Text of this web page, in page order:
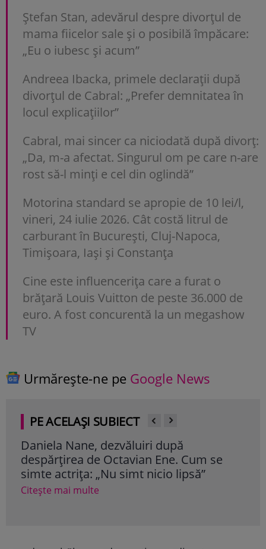
Ștefan Stan, adevărul despre divorțul de
mama fiicelor sale și o posibilă împăcare:
„Eu o iubesc și acum”
Andreea Ibacka, primele declarații după
divorțul de Cabral: „Prefer demnitatea în
locul explicațiilor”
Cabral, mai sincer ca niciodată după divorț:
„Da, m-a afectat. Singurul om pe care n-are
rost să-l minți e cel din oglindă”
Motorina standard se apropie de 10 lei/l,
vineri, 24 iulie 2026. Cât costă litrul de
carburant în București, Cluj-Napoca,
Timișoara, Iași și Constanța
Cine este influencerița care a furat o
brățară Louis Vuitton de peste 36.000 de
euro. A fost concurentă la un megashow
TV
Urmărește-ne pe Google News
PE ACELAȘI SUBIECT
Daniela Nane, dezvăluiri după
despărțirea de Octavian Ene. Cum se
simte actrița: „Nu simt nicio lipsă”
Citește mai multe